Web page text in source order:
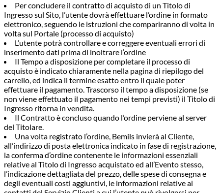
Per concludere il contratto di acquisto di un Titolo di
Ingresso sul Sito, l’utente dovrà effettuare l’ordine in formato
elettronico, seguendo le istruzioni che compariranno di volta in
volta sul Portale (processo di acquisto)
L’utente potrà controllare e correggere eventuali errori di
inserimento dati prima di inoltrare l’ordine
Il Tempo a disposizione per completare il processo di
acquisto è indicato chiaramente nella pagina di riepilogo del
carrello, ed indica il termine esatto entro il quale poter
effettuare il pagamento. Trascorso il tempo a disposizione (se
non viene effettuato il pagamento nei tempi previsti) il Titolo di
Ingresso ritorna in vendita.
Il Contratto è concluso quando l’ordine perviene al server
del Titolare.
Una volta registrato l’ordine, Bemils invierà al Cliente,
all’indirizzo di posta elettronica indicato in fase di registrazione,
la conferma d’ordine contenente le informazioni essenziali
relative al Titolo di Ingresso acquistato ed all’Evento stesso,
l’indicazione dettagliata del prezzo, delle spese di consegna e
degli eventuali costi aggiuntivi, le informazioni relative ai